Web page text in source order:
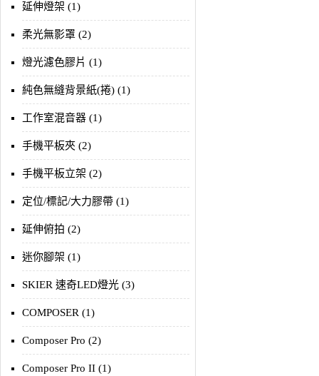
延伸燈架 (1)
柔光無影罩 (2)
燈光濾色膠片 (1)
純色無縫背景紙(捲) (1)
工作室混音器 (1)
手機平板夾 (2)
手機平板立架 (2)
定位/標記/大力膠帶 (1)
延伸俯拍 (2)
迷你腳架 (1)
SKIER 速奇LED燈光 (3)
COMPOSER (1)
Composer Pro (2)
Composer Pro II (1)